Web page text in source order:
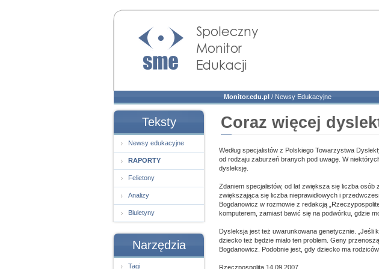
Społeczny Monitor
Edukacji
Monitor.edu.pl / Newsy Edukacyjne
Teksty
Newsy edukacyjne
RAPORTY
Felietony
Analizy
Biuletyny
Narzędzia
Tagi
Coraz więcej
Według specjalistów z Polskiego Towarzystwa
od rodzaju zaburzeń branych pod uwagę. W
dysleksję.
Zdaniem specjalistów, od lat zwiększa się liczba osób
zwiększająca się liczba nieprawidłowych i
Bogdanowicz w rozmowie z redakcją
komputerem, zamiast bawić się na podwórku, gdzie
Dysleksja jest też uwarunkowana genetycznie.
dziecko też będzie miało ten problem. Geny
Bogdanowicz. Podobnie jest, gdy dziecko ma
Rzeczpospolita 14.09.2007